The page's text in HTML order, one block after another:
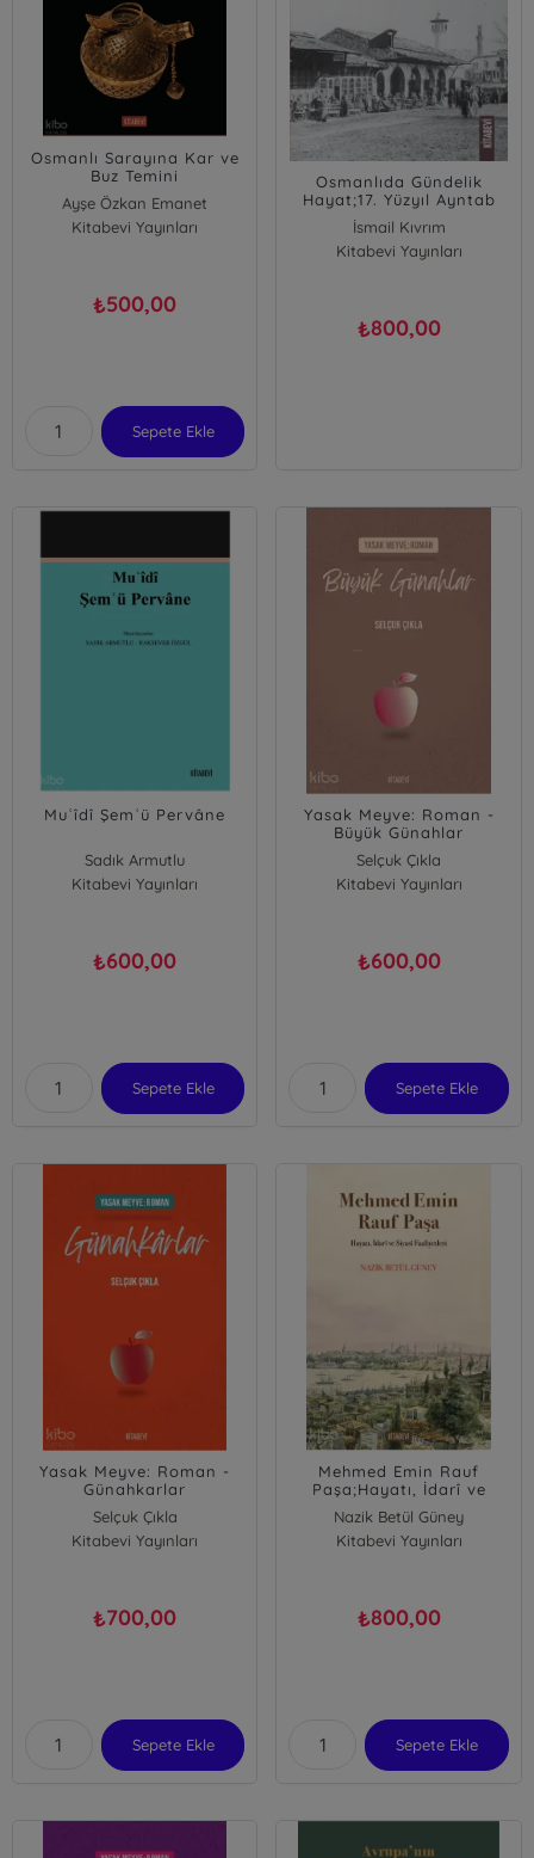
Osmanlı Sarayına Kar ve
Buz Temini
Ayşe Özkan Emanet
Kitabevi Yayınları
₺500,00
Sepete Ekle
Osmanlıda Gündelik
Hayat;17. Yüzyıl Ayntab
Örneği
İsmail Kıvrım
Kitabevi Yayınları
₺800,00
Muʿîdî Şemʿü Pervâne
Sadık Armutlu
Haksever Özgül
Kitabevi Yayınları
₺600,00
Sepete Ekle
Yasak Meyve: Roman -
Büyük Günahlar
Selçuk Çıkla
Kitabevi Yayınları
₺600,00
Sepete Ekle
Yasak Meyve: Roman -
Günahkarlar
Selçuk Çıkla
Kitabevi Yayınları
₺700,00
Sepete Ekle
Mehmed Emin Rauf
Paşa;Hayatı, İdarî ve
Siyasî Faaliyetleri
Nazik Betül Güney
Kitabevi Yayınları
₺800,00
Sepete Ekle